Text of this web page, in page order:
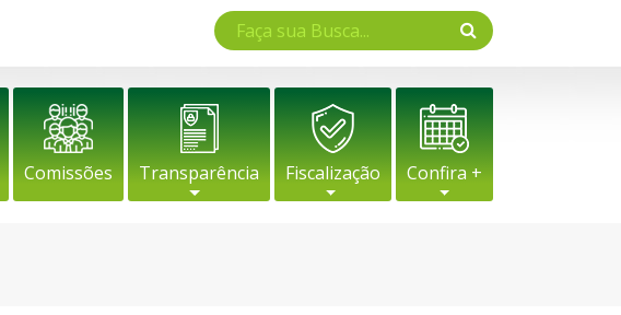
Comissões Transparência Fiscalização Confira +